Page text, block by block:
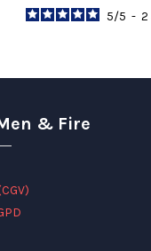
5/5 - 2
& Fire